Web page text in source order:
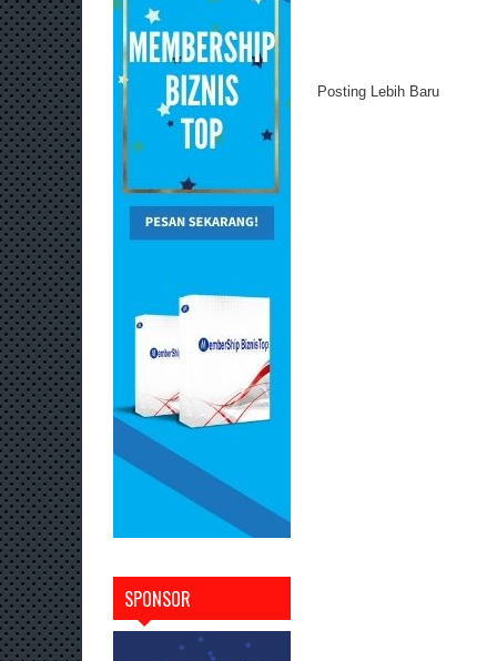
SPONSOR
Posting Lebih Baru